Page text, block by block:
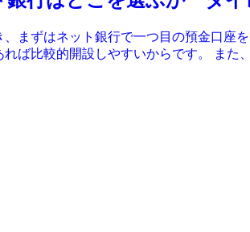
まずはネット銀行で一つ目の預金口座
ば比較的開設しやすいからです。 また